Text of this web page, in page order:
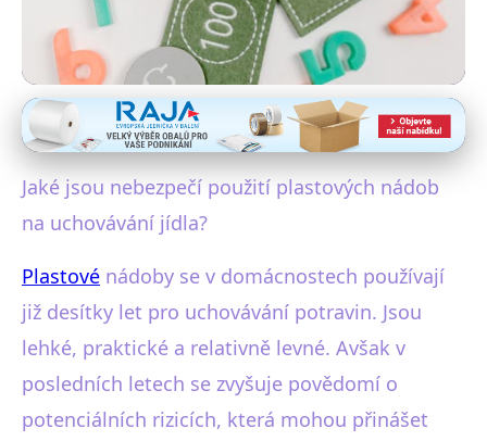
Plastové obaly a zdraví
Nebezpečí Plastových Nádob:
Rizika a Bezpečnější
Jaké jsou nebezpečí použití plastových nádob
na uchovávání jídla?
Plastové nádoby se v domácnostech používají
již desítky let pro uchovávání potravin. Jsou
lehké, praktické a relativně levné. Avšak v
posledních letech se zvyšuje povědomí o
potenciálních rizicích, která mohou přinášet